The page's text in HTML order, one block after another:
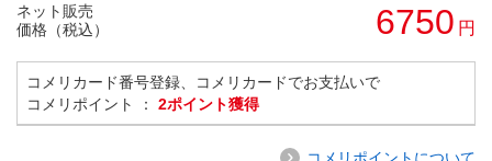
ネット販売
価格（税込）
6750 円
コメリカード番号登録、コメリカードでお支払いで
コメリポイント ： 2ポイント獲得